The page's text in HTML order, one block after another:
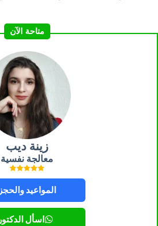
متاحة الآن
زينة ديب
معالجة نفسية
المواعيد والحجز
اسأل